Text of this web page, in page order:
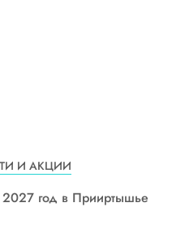
И АКЦИИ
год в Прииртышье